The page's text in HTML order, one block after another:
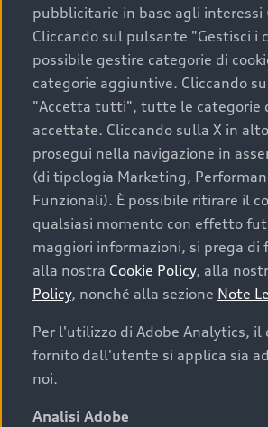
Scegliere un’auto usata è una
convenienza, affidabilità e
acquisto sicuro, è essenziale
determinanti come la garanzia
marchio. Audi offre l’auto usata
Prima Scelta :plus
Cosa sapere prima
acquistare la tua
auto
I requisiti fondamentali da
acquistare un’auto usata, oltre al
pubblicitarie in base agli
Cliccando sul pulsante "Gestisci i
possibile gestire categorie di
categorie aggiuntive. Cliccando
"Accetta tutti", tutte le categorie
accettate. Cliccando sulla X in
prosegui nella navigazione in
(di tipologia Marketing,
Funzionali). È possibile ritirare il
qualsiasi momento con effetto
maggiori informazioni, si prega di
alla nostra Cookie Policy, alla
Policy, nonché alla sezione Note
Per l'utilizzo di Adobe Analytics, il
fornito dall'utente si applica sia
noi.
Analisi Adobe